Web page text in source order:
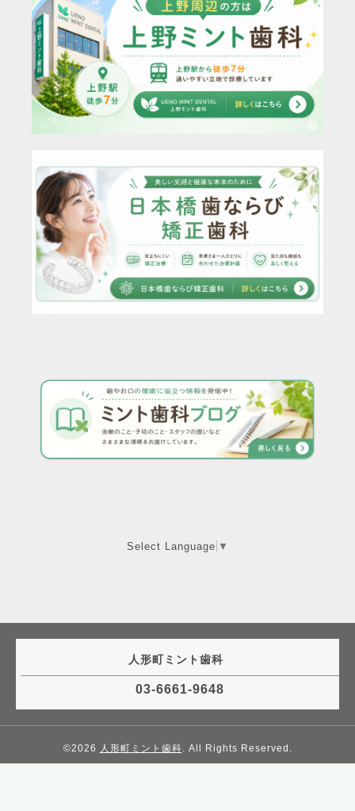
Select Language ▼
人形町ミント歯科
03-6661-9648
©2026 人形町ミント歯科 . All Rights Reserved.